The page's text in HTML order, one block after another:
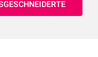
P